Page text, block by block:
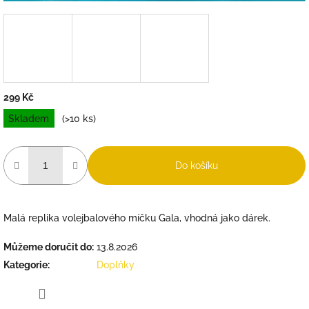
299 Kč
Měrná
cena:
Skladem (>10 ks)
Do košíku
Malá replika volejbalového míčku Gala, vhodná jako dárek.
Můžeme doručit do: 13.8.2026
Kategorie: Doplňky